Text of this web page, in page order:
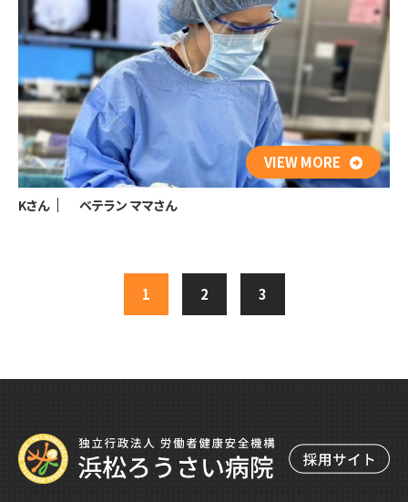
VIEW MORE
Kさん ベテラン ママさん
1 2 3